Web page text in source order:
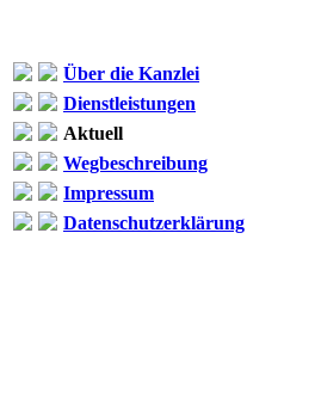
Über die Kanzlei
Dienstleistungen
Aktuell
Wegbeschreibung
Impressum
Datenschutzerklärung